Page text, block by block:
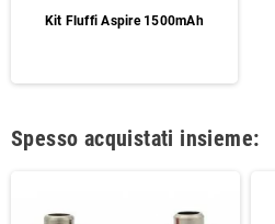
Kit Fluffi Aspire 1500mAh
Spesso acquistati insieme: